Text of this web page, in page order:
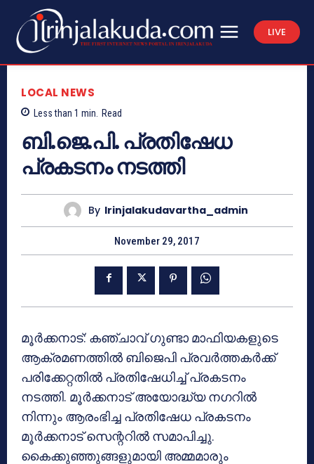
LIVE
LOCAL NEWS
Less than 1 min. Read
ബി.ജെ.പി. പ്രതിഷേധ
പ്രകടനം നടത്തി
By Irinjalakudavartha_admin
November 29, 2017
മൂര്‍ക്കനാട്: കഞ്ചാവ് ഗുണ്ടാ മാഫിയകളുടെ
ആക്രമണത്തില്‍ ബിജെപി പ്രവര്‍ത്തകര്‍ക്ക്
പരിക്കേറ്റതില്‍ പ്രതിഷേധിച്ച് പ്രകടനം
നടത്തി. മൂര്‍ക്കനാട് അയോദ്ധ്യ നഗറില്‍
നിന്നും ആരംഭിച്ച പ്രതിഷേധ പ്രകടനം
മൂര്‍ക്കനാട് സെന്ററില്‍ സമാപിച്ചു.
കൈക്കുഞ്ഞുങ്ങളുമായി അമ്മമാരും